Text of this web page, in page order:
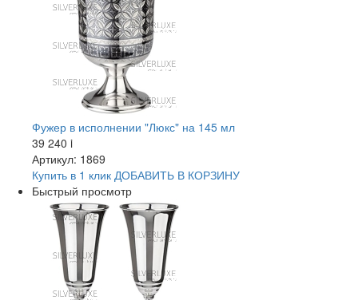
Фужер в исполнении "Люкс" на 145 мл
39 240 i
Артикул: 1869
Купить в 1 клик ДОБАВИТЬ В КОРЗИНУ
Быстрый просмотр